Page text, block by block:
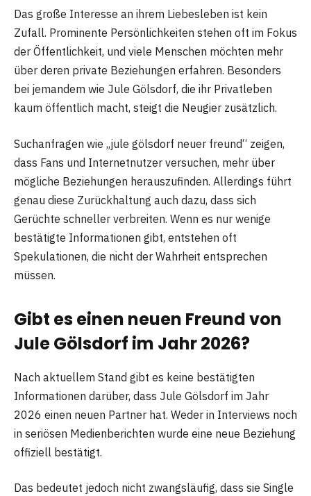
Das große Interesse an ihrem Liebesleben ist kein
Zufall. Prominente Persönlichkeiten stehen oft im Fokus
der Öffentlichkeit, und viele Menschen möchten mehr
über deren private Beziehungen erfahren. Besonders
bei jemandem wie Jule Gölsdorf, die ihr Privatleben
kaum öffentlich macht, steigt die Neugier zusätzlich.
Suchanfragen wie „jule gölsdorf neuer freund“ zeigen,
dass Fans und Internetnutzer versuchen, mehr über
mögliche Beziehungen herauszufinden. Allerdings führt
genau diese Zurückhaltung auch dazu, dass sich
Gerüchte schneller verbreiten. Wenn es nur wenige
bestätigte Informationen gibt, entstehen oft
Spekulationen, die nicht der Wahrheit entsprechen
müssen.
Gibt es einen neuen Freund von
Jule Gölsdorf im Jahr 2026?
Nach aktuellem Stand gibt es keine bestätigten
Informationen darüber, dass Jule Gölsdorf im Jahr
2026 einen neuen Partner hat. Weder in Interviews noch
in seriösen Medienberichten wurde eine neue Beziehung
offiziell bestätigt.
Das bedeutet jedoch nicht zwangsläufig, dass sie Single